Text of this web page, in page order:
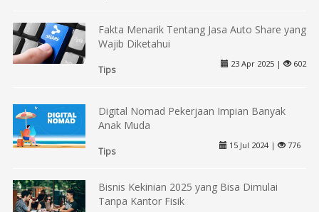
Fakta Menarik Tentang Jasa Auto Share yang
Wajib Diketahui
Tips
23 Apr 2025 | 602
Digital Nomad Pekerjaan Impian Banyak
Anak Muda
Tips
15 Jul 2024 | 776
Bisnis Kekinian 2025 yang Bisa Dimulai
Tanpa Kantor Fisik